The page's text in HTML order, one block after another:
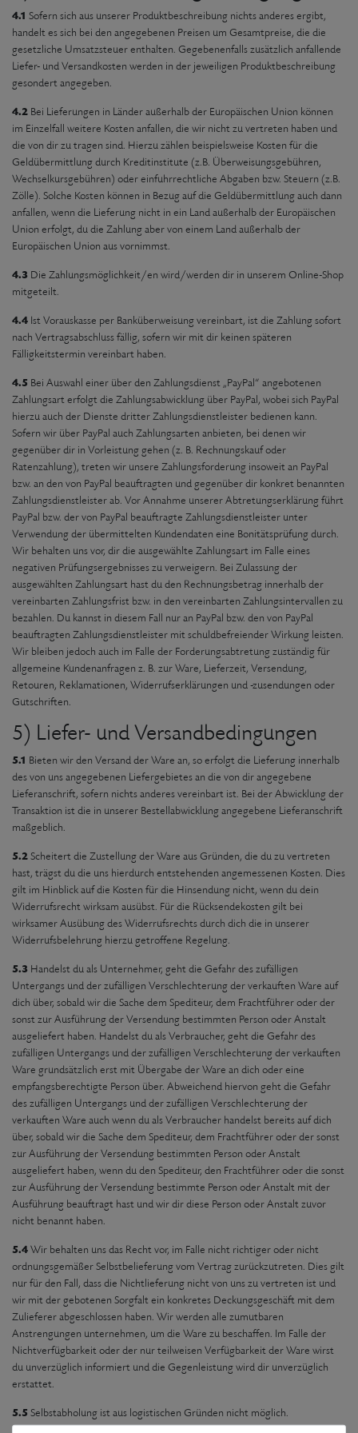
4.1 Sofern sich aus unserer Produktbeschreibung nichts anderes ergibt,
handelt es sich bei den angegebenen Preisen um Gesamtpreise, die die
gesetzliche Umsatzsteuer enthalten. Gegebenenfalls zusätzlich anfallende
Liefer- und Versandkosten werden in der jeweiligen Produktbeschreibung
gesondert angegeben.
4.2 Bei Lieferungen in Länder außerhalb der Europäischen Union können
im Einzelfall weitere Kosten anfallen, die wir nicht zu vertreten haben und
die von dir zu tragen sind. Hierzu zählen beispielsweise Kosten für die
Geldübermittlung durch Kreditinstitute (z.B. Überweisungsgebühren,
Wechselkursgebühren) oder einfuhrrechtliche Abgaben bzw. Steuern (z.B.
Zölle). Solche Kosten können in Bezug auf die Geldübermittlung auch dann
anfallen, wenn die Lieferung nicht in ein Land außerhalb der Europäischen
Union erfolgt, du die Zahlung aber von einem Land außerhalb der
Europäischen Union aus vornimmst.
4.3 Die Zahlungsmöglichkeit/en wird/werden dir in unserem Online-Shop
mitgeteilt.
4.4 Ist Vorauskasse per Banküberweisung vereinbart, ist die Zahlung sofort
nach Vertragsabschluss fällig, sofern wir mit dir keinen späteren
Fälligkeitstermin vereinbart haben.
4.5 Bei Auswahl einer über den Zahlungsdienst „PayPal“ angebotenen
Zahlungsart erfolgt die Zahlungsabwicklung über PayPal, wobei sich PayPal
hierzu auch der Dienste dritter Zahlungsdienstleister bedienen kann.
Sofern wir über PayPal auch Zahlungsarten anbieten, bei denen wir
gegenüber dir in Vorleistung gehen (z. B. Rechnungskauf oder
Ratenzahlung), treten wir unsere Zahlungsforderung insoweit an PayPal
bzw. an den von PayPal beauftragten und gegenüber dir konkret benannten
Zahlungsdienstleister ab. Vor Annahme unserer Abtretungserklärung führt
PayPal bzw. der von PayPal beauftragte Zahlungsdienstleister unter
Verwendung der übermittelten Kundendaten eine Bonitätsprüfung durch.
Wir behalten uns vor, dir die ausgewählte Zahlungsart im Falle eines
negativen Prüfungsergebnisses zu verweigern. Bei Zulassung der
ausgewählten Zahlungsart hast du den Rechnungsbetrag innerhalb der
vereinbarten Zahlungsfrist bzw. in den vereinbarten Zahlungsintervallen zu
bezahlen. Du kannst in diesem Fall nur an PayPal bzw. den von PayPal
beauftragten Zahlungsdienstleister mit schuldbefreiender Wirkung leisten.
Wir bleiben jedoch auch im Falle der Forderungsabtretung zuständig für
allgemeine Kundenanfragen z. B. zur Ware, Lieferzeit, Versendung,
Retouren, Reklamationen, Widerrufserklärungen und -zusendungen oder
Gutschriften.
5) Liefer- und Versandbedingungen
5.1 Bieten wir den Versand der Ware an, so erfolgt die Lieferung innerhalb
des von uns angegebenen Liefergebietes an die von dir angegebene
Lieferanschrift, sofern nichts anderes vereinbart ist. Bei der Abwicklung der
Transaktion ist die in unserer Bestellabwicklung angegebene Lieferanschrift
maßgeblich.
5.2Scheitert die Zustellung der Ware aus Gründen, die du zu vertreten
hast, trägst du die uns hierdurch entstehenden angemessenen Kosten. Dies
gilt im Hinblick auf die Kosten für die Hinsendung nicht, wenn du dein
Widerrufsrecht wirksam ausübst. Für die Rücksendekosten gilt bei
wirksamer Ausübung des Widerrufsrechts durch dich die in unserer
Widerrufsbelehrung hierzu getroffene Regelung.
5.3 Handelst du als Unternehmer, geht die Gefahr des zufälligen
Untergangs und der zufälligen Verschlechterung der verkauften Ware auf
dich über, sobald wir die Sache dem Spediteur, dem Frachtführer oder der
sonst zur Ausführung der Versendung bestimmten Person oder Anstalt
ausgeliefert haben. Handelst du als Verbraucher, geht die Gefahr des
zufälligen Untergangs und der zufälligen Verschlechterung der verkauften
Ware grundsätzlich erst mit Übergabe der Ware an dich oder eine
empfangsberechtigte Person über. Abweichend hiervon geht die Gefahr
des zufälligen Untergangs und der zufälligen Verschlechterung der
verkauften Ware auch wenn du als Verbraucher handelst bereits auf dich
über, sobald wir die Sache dem Spediteur, dem Frachtführer oder der sonst
zur Ausführung der Versendung bestimmten Person oder Anstalt
ausgeliefert haben, wenn du den Spediteur, den Frachtführer oder die sonst
zur Ausführung der Versendung bestimmte Person oder Anstalt mit der
Ausführung beauftragt hast und wir dir diese Person oder Anstalt zuvor
nicht benannt haben.
5.4Wir behalten uns das Recht vor, im Falle nicht richtiger oder nicht
ordnungsgemäßer Selbstbelieferung vom Vertrag zurückzutreten. Dies gilt
nur für den Fall, dass die Nichtlieferung nicht von uns zu vertreten ist und
wir mit der gebotenen Sorgfalt ein konkretes Deckungsgeschäft mit dem
Zulieferer abgeschlossen haben. Wir werden alle zumutbaren
Anstrengungen unternehmen, um die Ware zu beschaffen. Im Falle der
Nichtverfügbarkeit oder der nur teilweisen Verfügbarkeit der Ware wirst
du unverzüglich informiert und die Gegenleistung wird dir unverzüglich
erstattet.
5.5 Selbstabholung ist aus logistischen Gründen nicht möglich.